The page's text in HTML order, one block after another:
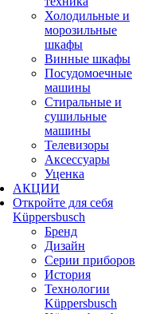
Холодильные и
морозильные
шкафы
Винные шкафы
Посудомоечные
машины
Стиральные и
сушильные
машины
Телевизоры
Аксессуары
Уценка
АКЦИИ
Откройте для себя
Küppersbusch
Бренд
Дизайн
Серии приборов
История
Технологии
Küppersbusch